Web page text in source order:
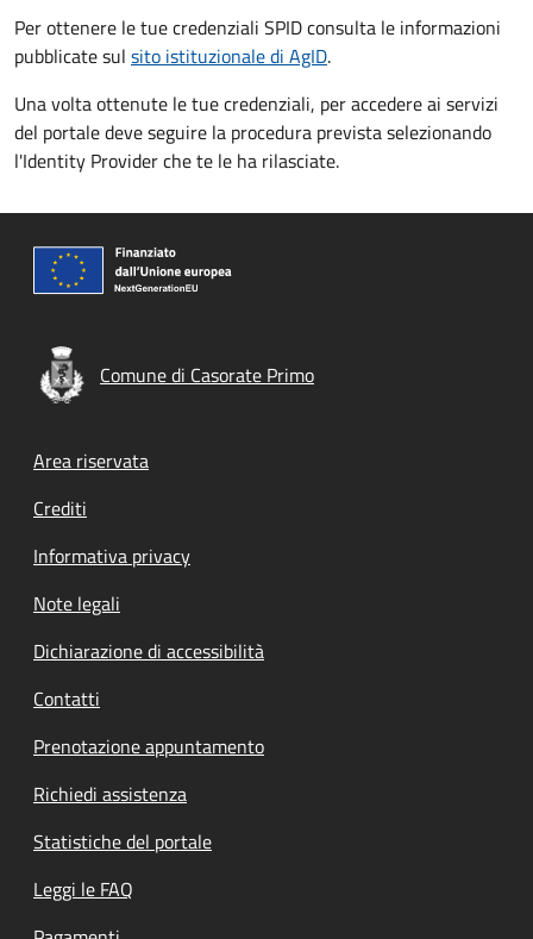
Per ottenere le tue credenziali SPID consulta le informazioni
pubblicate sul sito istituzionale di AgID.
Una volta ottenute le tue credenziali, per accedere ai servizi
del portale deve seguire la procedura prevista selezionando
l'Identity Provider che te le ha rilasciate.
Comune di Casorate Primo
Footer menu
Area riservata
Crediti
Informativa privacy
Note legali
Dichiarazione di accessibilità
Contatti
Prenotazione appuntamento
Richiedi assistenza
Statistiche del portale
Leggi le FAQ